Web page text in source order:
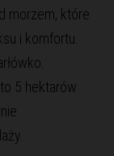
morzem, które
i komfortu.
5 hektarów